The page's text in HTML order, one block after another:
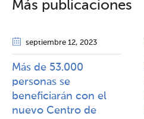
Más publicaciones
septiembre 12, 2023
Más de 53.000
personas se
beneficiarán con el
nuevo Centro de